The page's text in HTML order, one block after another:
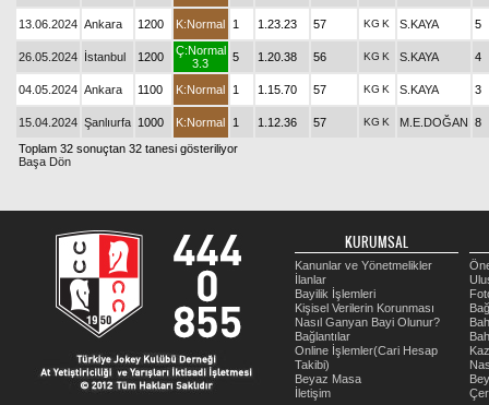
13.06.2024 Ankara 1200 K:Normal 1 1.23.23 57 KG K S.KAYA 5
26.05.2024 İstanbul 1200
Ç:Normal
3.3
5 1.20.38 56 KG K S.KAYA 4
04.05.2024 Ankara 1100 K:Normal 1 1.15.70 57 KG K S.KAYA 3
15.04.2024 Şanlıurfa 1000 K:Normal 1 1.12.36 57 KG K M.E.DOĞAN 8
Toplam 32 sonuçtan 32 tanesi gösteriliyor
Başa Dön
KURUMSAL
Kanunlar ve Yönetmelikler
İlanlar
Bayilik İşlemleri
Kişisel Verilerin Korunması
Nasıl Ganyan Bayi Olunur?
Bağlantılar
Online İşlemler(Cari Hesap
Takibi)
Beyaz Masa
İletişim